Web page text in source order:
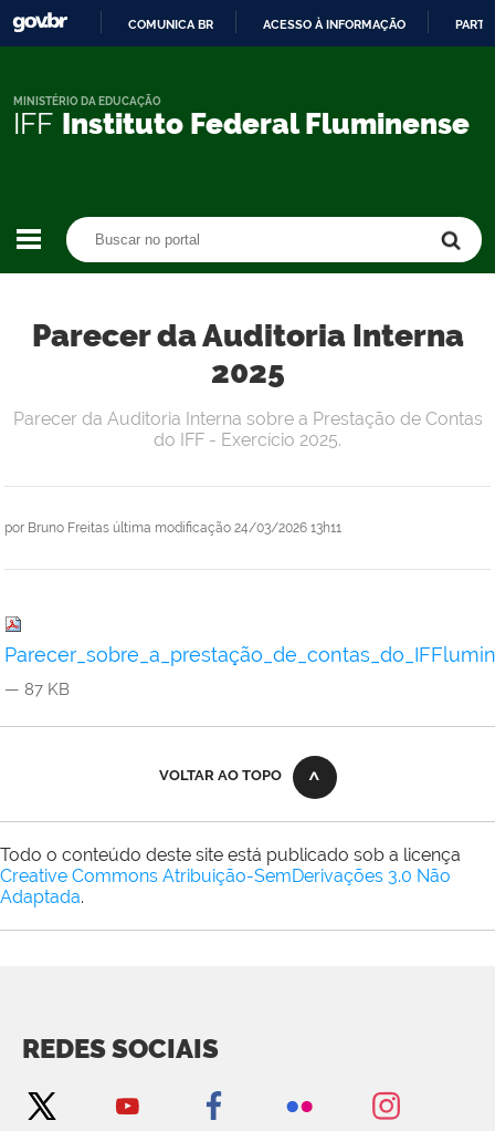
CONTEÚDO
COMUNICA BR ACESSO À INFORMAÇÃO
IFF Instituto Federal Fluminense
MINISTÉRIO DA EDUCAÇÃO
Parecer da Auditoria Interna
2025
por Bruno Freitas última modificação 24/03/2026 13h11
Parecer da Auditoria Interna sobre a Prestação de Contas
do IFF - Exercício 2025.
— 87 KB
VOLTAR AO TOPO
Todo o conteúdo deste site está publicado sob a licença
Creative Commons Atribuição-SemDerivações 3.0 Não
Adaptada.
REDES SOCIAIS